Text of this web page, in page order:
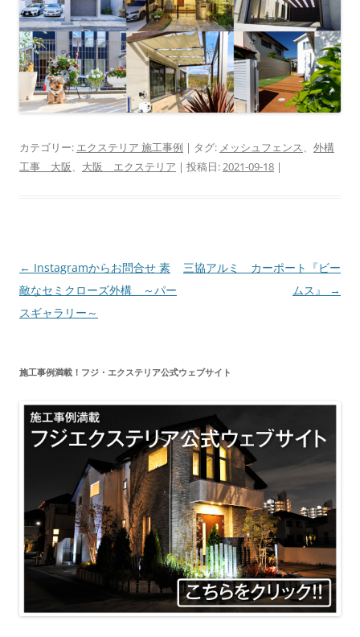
カテゴリー: エクステリア 施工事例 | タグ: メッシュフェンス、 外構
工事 大阪、 大阪 エクステリア | 投稿日:2021-09-18 |
投
稿
ナ
ー
シ
ョ
← Instagramからお問合せ 素
敵なセミクローズ外構 ～パー
スギャラリー～
三協アルミ カーポート『ビー
ムス』
→
施工事例満載！フジ・エクステリア公式ウェブサイト